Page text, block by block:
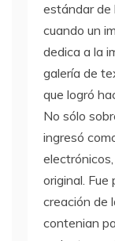
estándar de
cuando un
dedica a la
galería de
que logró
No sólo
ingresó
original.
creación de
contenian